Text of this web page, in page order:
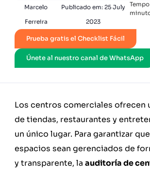
Marcelo
Ferreira
Publicado em: 25 July
2023
Prueba gratis el Checklist Fácil
Únete al nuestro canal de WhatsApp
Los centros comerciales ofrecen
de tiendas, restaurantes y
un único lugar. Para garantizar
espacios sean gerenciados de
y transparente, la auditoría de